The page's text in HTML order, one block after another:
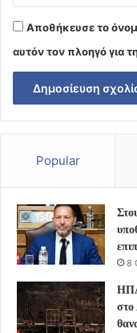
Αποθήκευσε το
αυτόν τον πλοηγό για
Popular
8
στο